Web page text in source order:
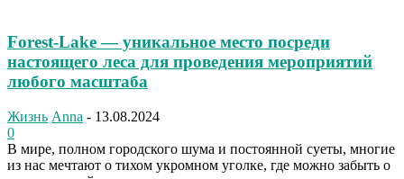
Forest-Lake — уникальное место посреди
настоящего леса для проведения мероприятий
любого масштаба
Жизнь Anna - 13.08.2024
0
В мире, полном городского шума и постоянной суеты, многие
из нас мечтают о тихом укромном уголке, где можно забыть о